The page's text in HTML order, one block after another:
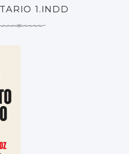
1.INDD